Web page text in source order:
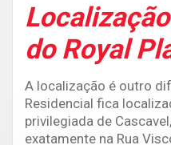
do Royal
A localização é outro
Residencial fica
privilegiada de
exatamente na Rua